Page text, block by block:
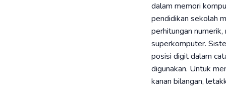
dalam memori
pendidikan sekolah
perhitungan
superkomputer.
posisi digit dalam
digunakan. Untuk
kanan bilangan,